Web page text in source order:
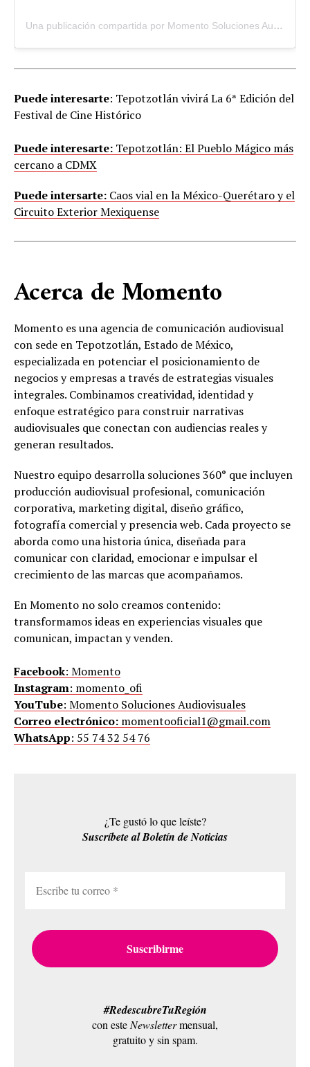
Una publicación compartida por Momento Soluciones Audiovisuales (@momento_ofi)
Puede interesarte: Tepotzotlán vivirá La 6ª Edición del
Festival de Cine Histórico
Puede interesarte: Tepotzotlán: El Pueblo Mágico más
cercano a CDMX
Puede intersarte: Caos vial en la México-Querétaro y el
Circuito Exterior Mexiquense
Acerca de Momento
Momento es una agencia de comunicación audiovisual
con sede en Tepotzotlán, Estado de México,
especializada en potenciar el posicionamiento de
negocios y empresas a través de estrategias visuales
integrales. Combinamos creatividad, identidad y
enfoque estratégico para construir narrativas
audiovisuales que conectan con audiencias reales y
generan resultados.
Nuestro equipo desarrolla soluciones 360° que incluyen
producción audiovisual profesional, comunicación
corporativa, marketing digital, diseño gráfico,
fotografía comercial y presencia web. Cada proyecto se
aborda como una historia única, diseñada para
comunicar con claridad, emocionar e impulsar el
crecimiento de las marcas que acompañamos.
En Momento no solo creamos contenido:
transformamos ideas en experiencias visuales que
comunican, impactan y venden.
Facebook: Momento
Instagram: momento_ofi
YouTube: Momento Soluciones Audiovisuales
Correo electrónico: momentooficial1@gmail.com
WhatsApp: 55 74 32 54 76
¿Te gustó lo que leíste?
Suscríbete al Boletín de Noticias
#RedescubreTuRegión
con este Newslettermensual,
gratuito y sin spam.